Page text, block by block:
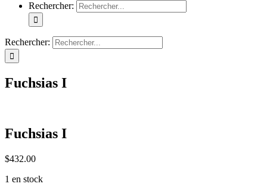
Rechercher:
Rechercher:
Fuchsias I
Fuchsias I
$432.00
1 en stock